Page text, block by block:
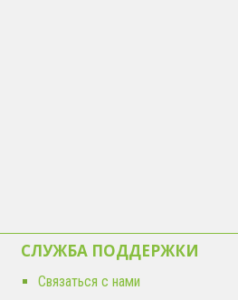
СЛУЖБА ПОДДЕРЖКИ
Связаться с нами